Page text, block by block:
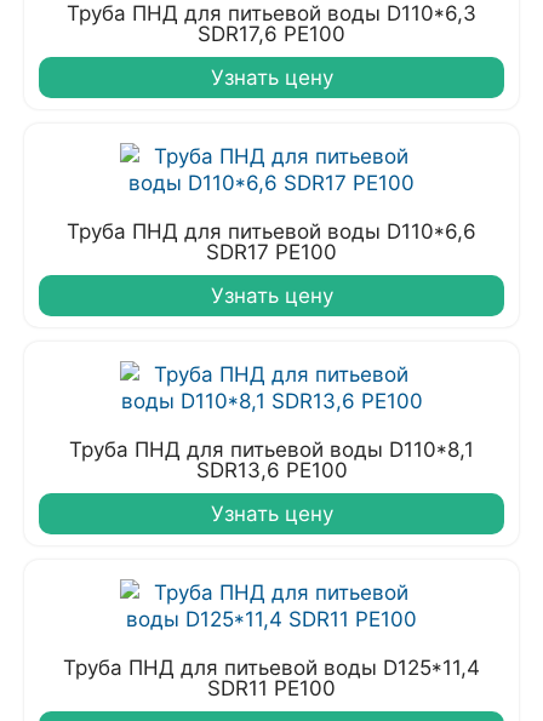
Труба ПНД для питьевой воды D110*6,3
SDR17,6 PE100
Узнать цену
Труба ПНД для питьевой воды D110*6,6
SDR17 PE100
Узнать цену
Труба ПНД для питьевой воды D110*8,1
SDR13,6 PE100
Узнать цену
Труба ПНД для питьевой воды D125*11,4
SDR11 PE100